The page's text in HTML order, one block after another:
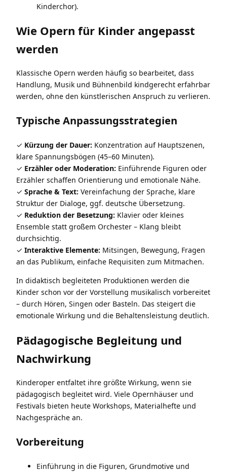
Kinderchor).
Wie Opern für Kinder angepasst
werden
Klassische Opern werden häufig so bearbeitet, dass
Handlung, Musik und Bühnenbild kindgerecht erfahrbar
werden, ohne den künstlerischen Anspruch zu verlieren.
Typische Anpassungsstrategien
Kürzung der Dauer: Konzentration auf Hauptszenen,
klare Spannungsbögen (45–60 Minuten).
Erzähler oder Moderation: Einführende Figuren oder
Erzähler schaffen Orientierung und emotionale Nähe.
Sprache & Text: Vereinfachung der Sprache, klare
Struktur der Dialoge, ggf. deutsche Übersetzung.
Reduktion der Besetzung: Klavier oder kleines
Ensemble statt großem Orchester – Klang bleibt
durchsichtig.
Interaktive Elemente: Mitsingen, Bewegung, Fragen
an das Publikum, einfache Requisiten zum Mitmachen.
In didaktisch begleiteten Produktionen werden die
Kinder schon vor der Vorstellung musikalisch vorbereitet
– durch Hören, Singen oder Basteln. Das steigert die
emotionale Wirkung und die Behaltensleistung deutlich.
Pädagogische Begleitung und
Nachwirkung
Kinderoper entfaltet ihre größte Wirkung, wenn sie
pädagogisch begleitet wird. Viele Opernhäuser und
Festivals bieten heute Workshops, Materialhefte und
Nachgespräche an.
Vorbereitung
Einführung in die Figuren, Grundmotive und